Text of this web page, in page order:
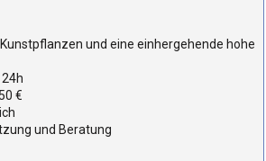
und eine einhergehende hohe
€
und Beratung